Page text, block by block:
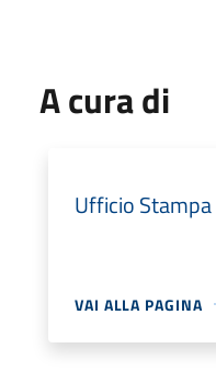
A cura di
Ufficio Stampa
VAI ALLA PAGINA